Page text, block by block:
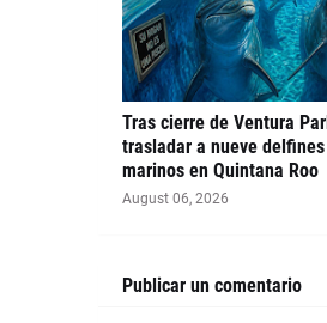
Tras cierre de Ventura
trasladar a nueve
marinos en Quintana Roo
August 06, 2026
Publicar un comentario